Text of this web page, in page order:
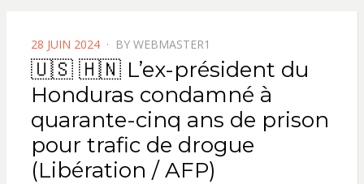
POSTED
ON
28 JUIN 2024 BY WEBMASTER1
🇺🇸 🇭🇳 L’ex-président du
Honduras condamné à
quarante-cinq ans de prison
pour trafic de drogue
(Libération / AFP)